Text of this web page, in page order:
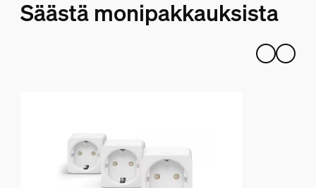
Säästä monipakkauksista